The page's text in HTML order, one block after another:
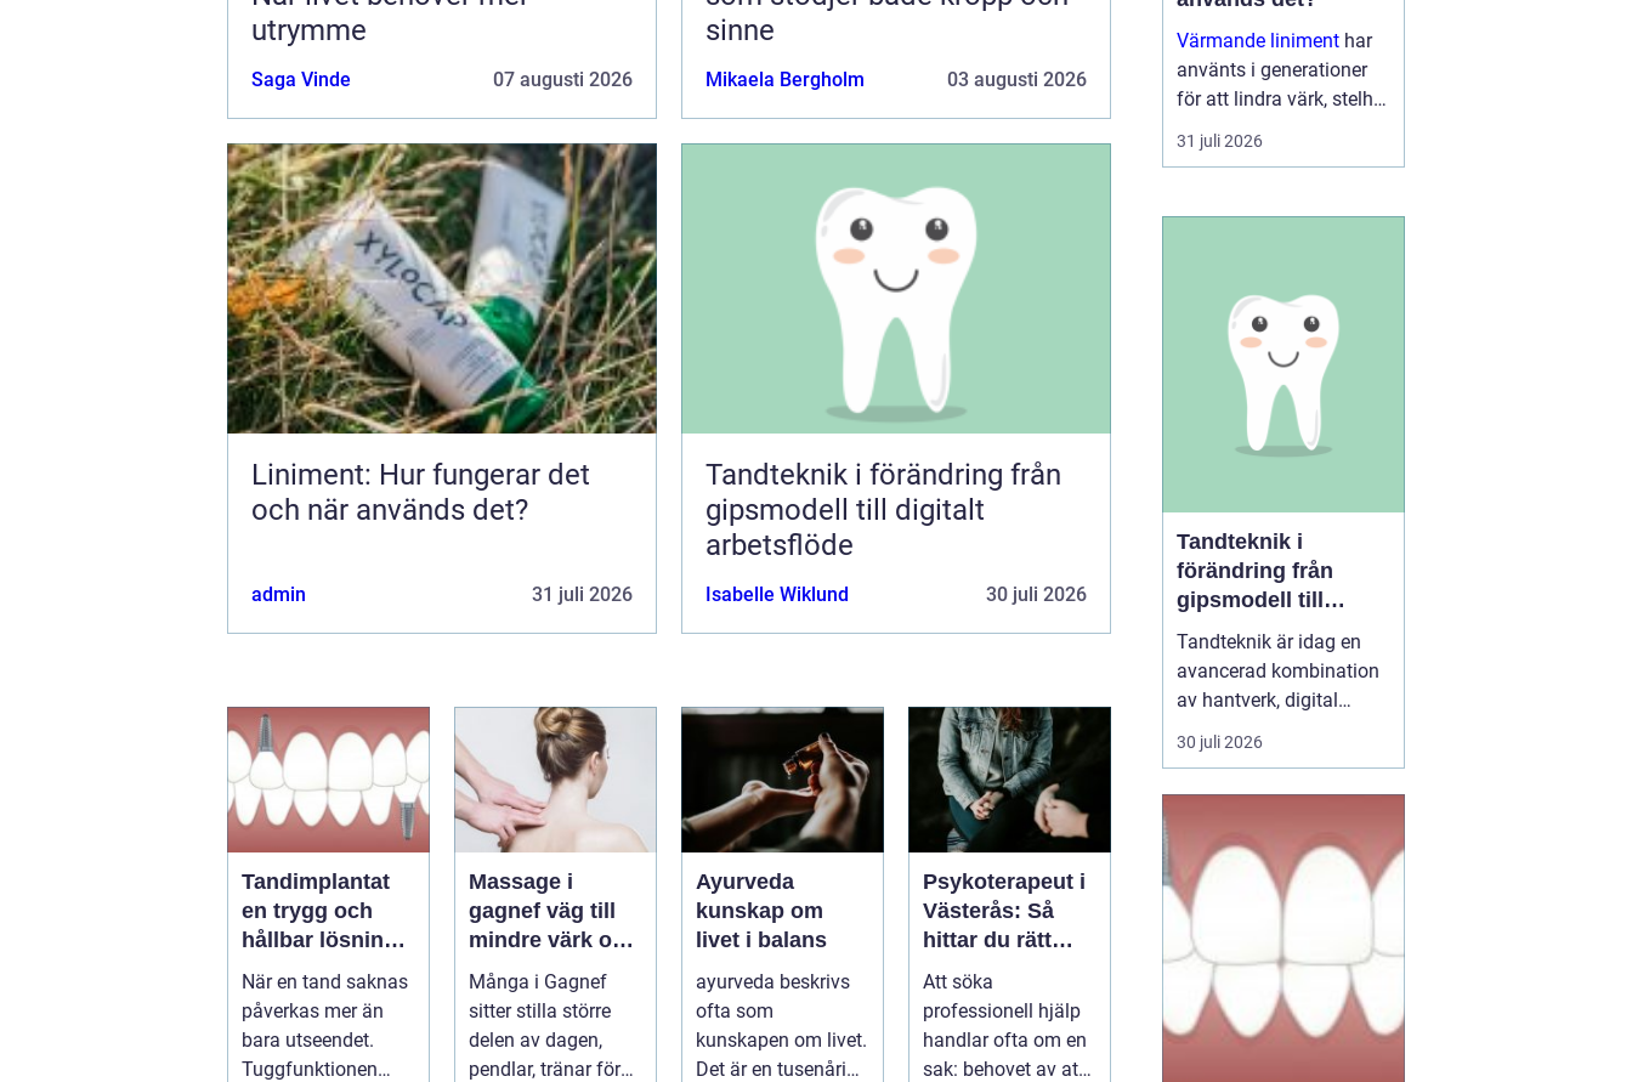
utrymme
Saga Vinde 07 augusti 2026
sinne
Mikaela Bergholm 03 augusti 2026
Liniment: Hur fungerar det
och när används det?
admin 31 juli 2026
Tandteknik i förändring från
gipsmodell till digitalt
arbetsflöde
Isabelle Wiklund 30 juli 2026
Tandimplantat
en trygg och
hållbar lösning
för förlorade
tänder
När en tand saknas
påverkas mer än
bara utseendet.
Tuggfunktionen
Massage i
gagnef väg till
mindre värk och
mer
vardagsenergi
Många i Gagnef
sitter stilla större
delen av dagen,
pendlar, tränar för
Ayurveda
kunskap om
livet i balans
ayurveda beskrivs
ofta som
kunskapen om livet.
Det är en tusenårig
Psykoterapeut i
Västerås: Så
hittar du rätt
psykolog i
Västerås för
samtal och
terapi
Att söka
professionell hjälp
handlar ofta om en
sak: behovet av att
Värmande liniment har
använts i generationer
för att lindra värk, stelhet
och trötta muskler. I dag
finns moderna, mer
som kombinerar...
31 juli 2026
Tandteknik i
förändring från
gipsmodell till
digitalt arbetsflöde
Tandteknik är idag en
avancerad kombination
av hantverk, digital
teknik och medicinsk
kunskap. Bakom varje
noggrant arbete där
estetik, funktion och
långsiktig hållbarhet
och labb sa...
30 juli 2026